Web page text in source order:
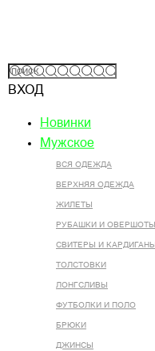
ВХОД
Новинки
Мужское
ВСЯ ОДЕЖДА
ВЕРХНЯЯ ОДЕЖДА
ЖИЛЕТЫ
РУБАШКИ И ОВЕРШОТЫ
СВИТЕРЫ И КАРДИГАНЫ
ТОЛСТОВКИ
ЛОНГСЛИВЫ
ФУТБОЛКИ И ПОЛО
БРЮКИ
ДЖИНСЫ